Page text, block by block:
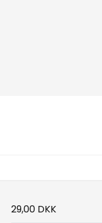
29,00 DKK